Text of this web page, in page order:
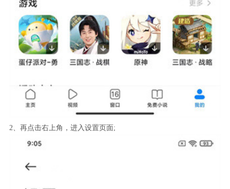
2、再点击右上角，进入设置页面;